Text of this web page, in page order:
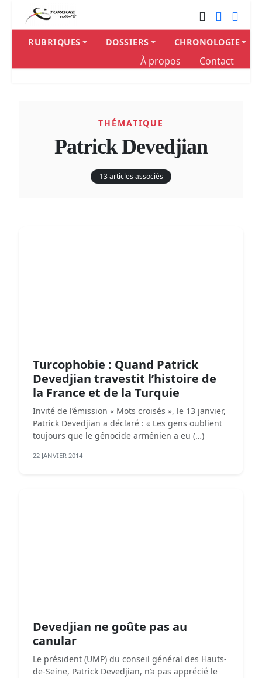
RUBRIQUES DOSSIERS CHRONOLOGIE
À propos Contact
THÉMATIQUE
Patrick Devedjian
13 articles associés
Turcophobie : Quand Patrick
Devedjian travestit l’histoire de
la France et de la Turquie
Invité de l’émission « Mots croisés », le 13 janvier,
Patrick Devedjian a déclaré : « Les gens oublient
toujours que le génocide arménien a eu (…)
22 JANVIER 2014
Devedjian ne goûte pas au
canular
Le président (UMP) du conseil général des Hauts-
de-Seine, Patrick Devedjian, n’a pas apprécié le